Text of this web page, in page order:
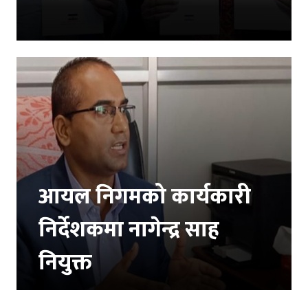
आयल निगमको कार्यकारी
निर्देशकमा नागेन्द्र साह
नियुक्त